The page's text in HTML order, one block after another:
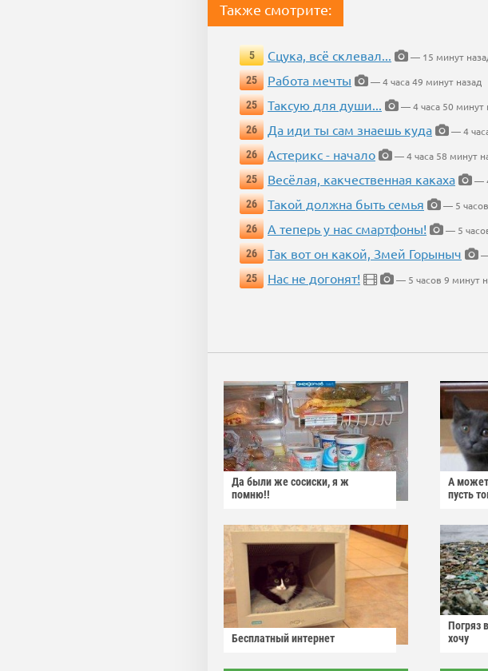
Также смотрите:
5 Сцука, всё склевал...
— 15 минут
25
Работа мечты
— 4 часа 49 минут назад
25
Таксую для души...
— 4 часа 50 минут
26
Да иди ты сам знаешь куда
— 4
26
Астерикс - начало
— 4 часа 58 минут
25
Весёлая, какчественная какаха
—
26
Такой должна быть семья
— 5
26
А теперь у нас смартфоны!
— 5
26
Так вот он какой, Змей Горыныч
25
Нас не догонят! — 5 часов 9 минут
Да были же сосиски, я ж
помню!!
А может
пусть
Бесплатный интернет
Погряз
хочу